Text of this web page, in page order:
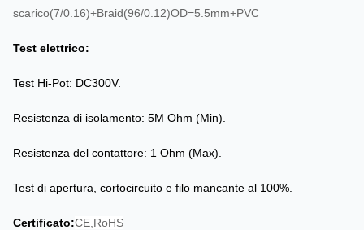
scarico(7/0.16)+Braid(96/0.12)OD=5.5mm+PVC
Test elettrico:
Test Hi-Pot: DC300V.
Resistenza di isolamento: 5M Ohm (Min).
Resistenza del contattore: 1 Ohm (Max).
Test di apertura, cortocircuito e filo mancante al 100%.
Certificato:CE,RoHS